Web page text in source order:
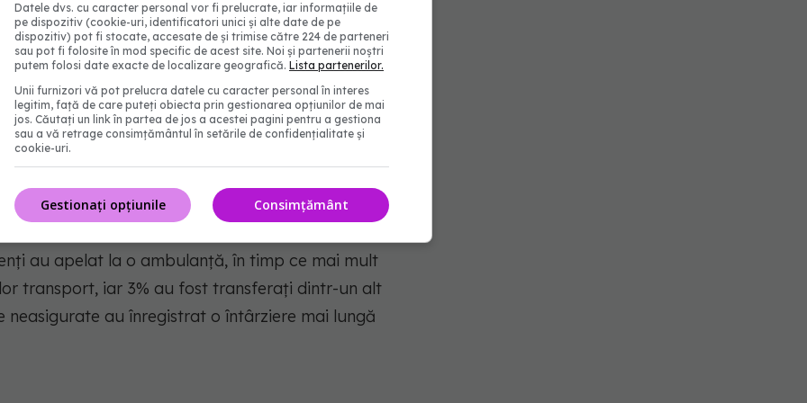
ignorate
cu factori de risc multipli, cum ar fi
ridicat sau istoricul familial al bolilor de
toracice sau disconfortul după efort fizic ar
un interval mai scurt între începutul durerii și
au apelat la o ambulanță, în timp ce mai mult
transport, iar 3% au fost transferați dintr-un alt
neasigurate au înregistrat o întârziere mai lungă
Datele dvs. cu caracter personal vor fi prelucrate, iar informațiile de
pe dispozitiv (cookie-uri, identificatori unici și alte date de pe
dispozitiv) pot fi stocate, accesate de și trimise către 224 de parteneri
sau pot fi folosite în mod specific de acest site. Noi și partenerii noștri
putem folosi date exacte de localizare geografică. Lista partenerilor.
Unii furnizori vă pot prelucra datele cu caracter personal în interes
legitim, față de care puteți obiecta prin gestionarea opțiunilor de mai
jos. Căutați un link în partea de jos a acestei pagini pentru a gestiona
sau a vă retrage consimțământul în setările de confidențialitate și
cookie-uri.
Consimțământ
Gestionați opțiunile